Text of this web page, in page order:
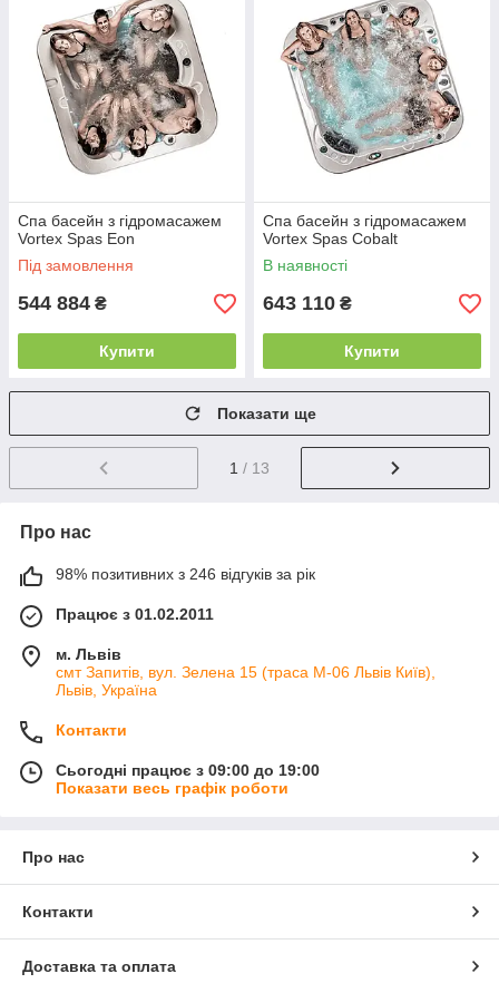
Спа басейн з гідромасажем
Vortex Spas Eon
Під замовлення
544 884 ₴
Купити
Спа басейн з гідромасажем
Vortex Spas Cobalt
В наявності
643 110 ₴
Купити
Показати ще
1 / 13
Про нас
98% позитивних з 246 відгуків за рік
Працює з 01.02.2011
м. Львів
смт Запитів, вул. Зелена 15 (траса М-06 Львів Київ),
Львів, Україна
Контакти
Сьогодні працює з 09:00 до 19:00
Показати весь графік роботи
Про нас
Контакти
Доставка та оплата